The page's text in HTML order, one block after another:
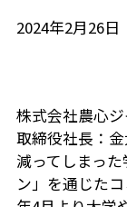
2024年2月26日
株式会社農心
取締役社長：
減ってしまっ
ン」を通じた